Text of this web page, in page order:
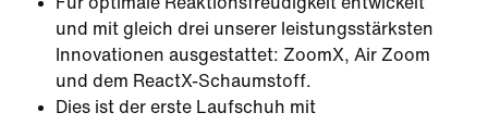
und mit gleich drei unserer leistungsstärksten
Innovationen ausgestattet: ZoomX, Air Zoom
und dem ReactX-Schaumstoff.
Dies ist der erste Laufschuh mit